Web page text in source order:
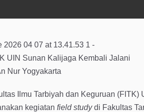
Ilmu Tarbiyah dan Keguruan
kegiatan field studydi Fakultas